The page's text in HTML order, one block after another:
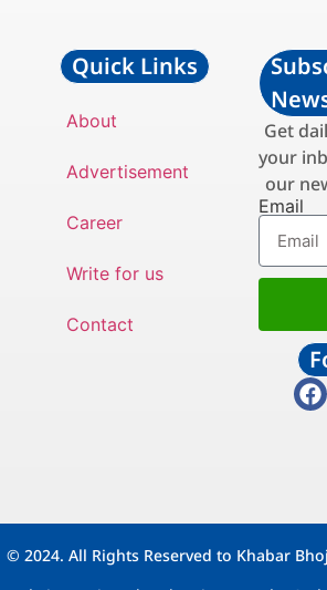
Quick Links
About
Advertisement
Career
Write for us
Contact
Get
your
our
Email
© 2024. All Rights Reserved to Khabar